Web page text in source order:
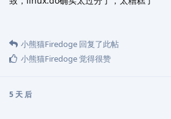
小熊猫Firedoge 回复了此帖
小熊猫Firedoge觉得很赞
5 天 后